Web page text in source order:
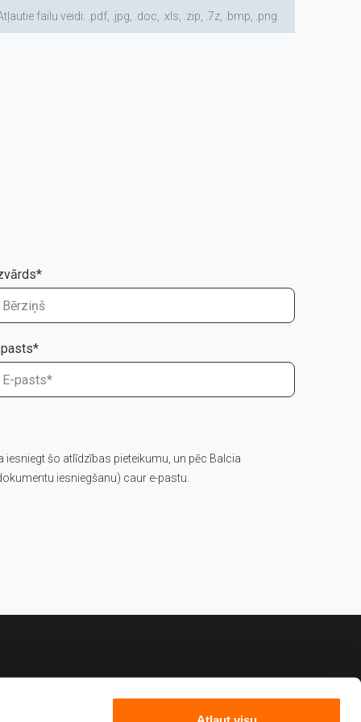
failu veidi: .pdf, .jpg, .doc, .xls, .zip, .7z, .bmp, .png.
šo atlīdzības pieteikumu, un pēc Balcia
iesniegšanu) caur e-pastu.